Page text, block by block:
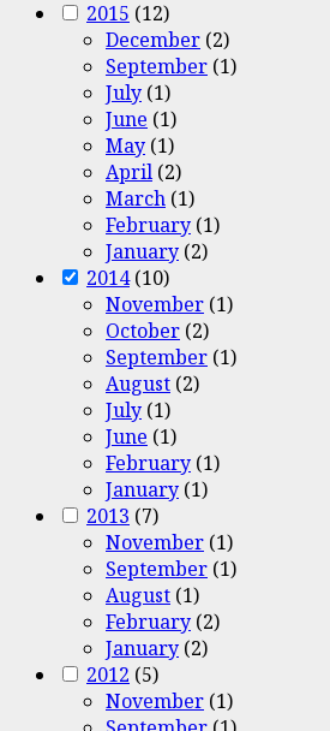
2015 (12)
December (2)
September (1)
July (1)
June (1)
May (1)
April (2)
March (1)
February (1)
January (2)
2014(10)
November (1)
October (2)
September (1)
August (2)
July (1)
June (1)
February (1)
January (1)
2013 (7)
November (1)
September (1)
August (1)
February (2)
January (2)
2012 (5)
November (1)